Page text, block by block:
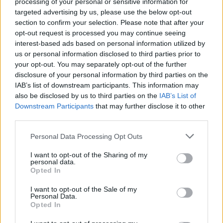
targeted advertising by us, please use the below opt-out
section to confirm your selection. Please note that after your
opt-out request is processed you may continue seeing
interest-based ads based on personal information utilized by
us or personal information disclosed to third parties prior to
your opt-out. You may separately opt-out of the further
disclosure of your personal information by third parties on the
IAB’s list of downstream participants. This information may
also be disclosed by us to third parties on the IAB’s List of
Downstream Participants that may further disclose it to other
Personal Data Processing Opt Outs
I want to opt-out of the Sharing of my
personal data.
Opted In
I want to opt-out of the Sale of my
Personal Data.
Opted In
- Det hed det dengang. Nu kalder man det jo
ungarbejder. Det var et par timer hver dag efter
skoletid, hvor jeg lavede lidt af hvert, men jeg
kunne lide at være hos Annelise og Tage.
Aktuelt
Nordjyllands Trafikselskab mangler
tocifret millionbeløb